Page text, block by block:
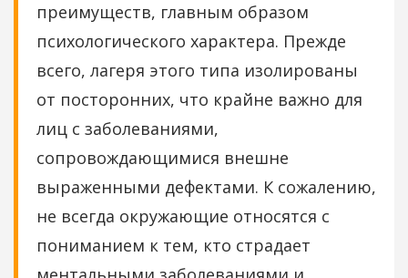
преимуществ, главным образом
психологического характера. Прежде
всего, лагеря этого типа изолированы
от посторонних, что крайне важно для
лиц с заболеваниями,
сопровождающимися внешне
выраженными дефектами. К сожалению,
не всегда окружающие относятся с
пониманием к тем, кто страдает